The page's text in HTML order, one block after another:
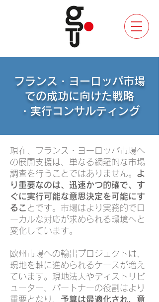
フランス・ヨーロッパ市場
での成功に向けた戦略
・実行コンサルティング
現在、フランス・ヨーロッパ市場へ
の展開支援は、単なる網羅的な市場
調査を行うことではありません。 よ
り重要なのは、迅速かつ的確で、す
ぐに実行可能な意思決定を可能にす
るこ とです。市場はより実務的でロ
ーカルな対応が求められる環境へと
変化しています。
欧州市場への輸出プロジェクトは、
現地を軸に進められるケースが増え
ています。現地法人やディストリビ
ューター、パートナーの役割はより
重要となり、 予算は最適化され、意